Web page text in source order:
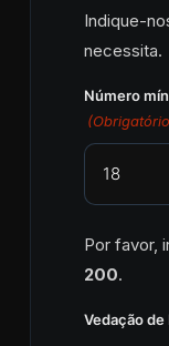
Indique-
necessita.
Número
Por favor,
200.
Vedação de